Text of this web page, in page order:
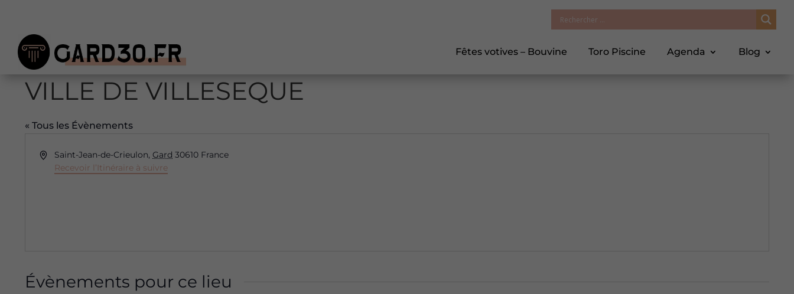
Fêtes votives – Bouvine Toro Piscine Agenda Blog
VILLE DE VILLESEQUE
« Tous les Évènements
AdresseSaint-Jean-de-Crieulon, Gard 30610 France
Recevoir l’Itinéraire à suivre
Évènements pour ce lieu